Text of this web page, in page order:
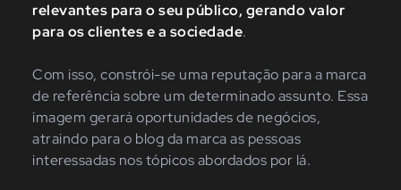
relevantes para o seu público, gerando valor
para os clientes e a sociedade.
Com isso, constrói-se uma reputação para a marca
de referência sobre um determinado assunto. Essa
imagem gerará oportunidades de negócios,
atraindo para o blog da marca as pessoas
interessadas nos tópicos abordados por lá.